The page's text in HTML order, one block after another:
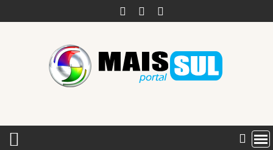
to